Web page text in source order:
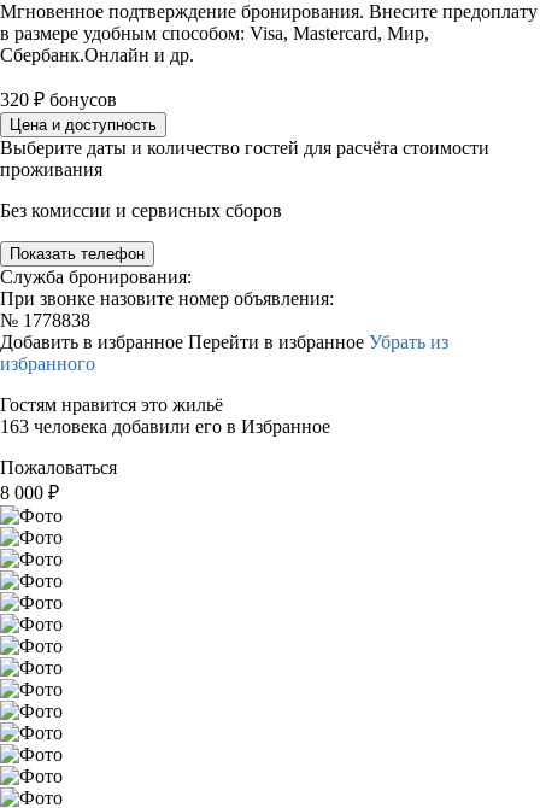
Мгновенное подтверждение бронирования. Внесите предоплату
в размере удобным способом: Visa, Mastercard, Мир,
Сбербанк.Онлайн и др.
320 ₽ бонусов
Цена и доступность
Выберите даты и количество гостей для расчёта стоимости
проживания
Без комиссии и сервисных сборов
Показать телефон
Служба бронирования:
При звонке назовите номер объявления:
№ 1778838
Добавить в избранное Перейти в избранное Убрать из
избранного
Гостям нравится это жильё
163 человека добавили его в Избранное
Пожаловаться
8 000 ₽